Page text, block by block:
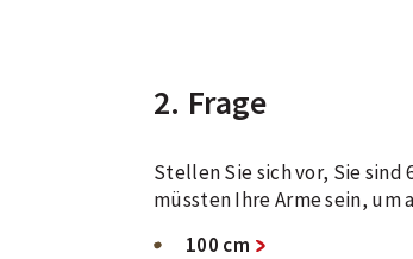
2. Frage
Stellen Sie sich vor, Sie
müssten Ihre Arme sein, um
100 cm